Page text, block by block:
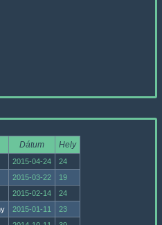
Dátum Hely
2015-04-24
24
2015-03-22
19
2015-02-14
24
2015-01-11
23